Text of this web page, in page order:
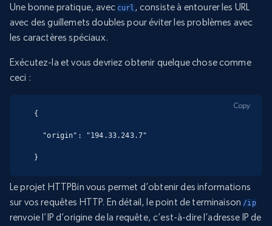
Une bonne pratique, avec curl , consiste à entourer les URL
avec des guillemets doubles pour éviter les problèmes avec
les caractères spéciaux.
Exécutez-la et vous devriez obtenir quelque chose comme
ceci :
{
}
Copy
Le projet HTTPBin vous permet d’obtenir des informations
sur vos requêtes HTTP. En détail, le point de terminaison /ip
renvoie l’IP d’origine de la requête, c’est-à-dire l’adresse IP de